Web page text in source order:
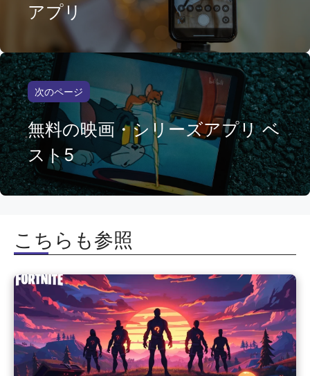
アプリ
次のページ
無料の映画・シリーズアプリ ベ
スト5
こちらも参照